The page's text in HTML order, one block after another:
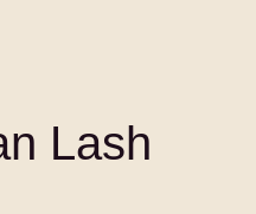
Lash